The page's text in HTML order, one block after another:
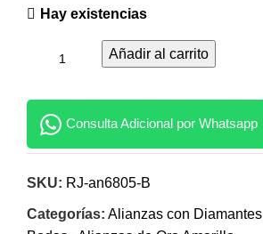
Hay existencias
Añadir al carrito
Consulta Adicional por Whatsapp
SKU: RJ-an6805-B
Categorías: Alianzas con Diamantes